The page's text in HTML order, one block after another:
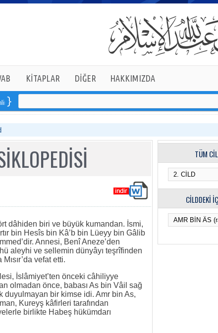
KİTAPLAR DİĞER HAKKIMIZDA
dâhiden biri ve büyük kumandan. İsmi,
bin Hesîs bin Kâ’b bin Lüeyy bin Gâlib
Annesi, Benî Aneze’den
aleyhi ve sellemin dünyâyı teşrîfinden
vefat etti.
İslâmiyet’ten önceki câhiliyye
olmadan önce, babası As bin Vâil sağ
duyulmayan bir kimse idi. Amr bin As,
Kureyş kâfirleri tarafından
birlikte Habeş hükümdarı
TÜM
CİLDDEKİ